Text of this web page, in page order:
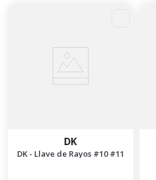
DK
DK - Llave de Rayos #10 #11